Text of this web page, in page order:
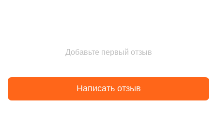
Добавьте первый отзыв
Написать отзыв